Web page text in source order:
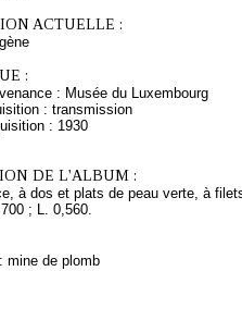
ACTUELLE :
:
: Musée du Luxembourg
: transmission
: 1930
DE L'ALBUM :
à dos et plats de peau verte, à
; L. 0,560.
mine de plomb